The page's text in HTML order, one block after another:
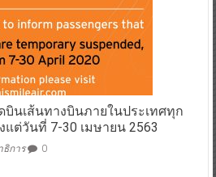
นเส้นทางบินภายในประเทศทุก
ต่วันที่ 7-30 เมษายน 2563
ธิการ 0